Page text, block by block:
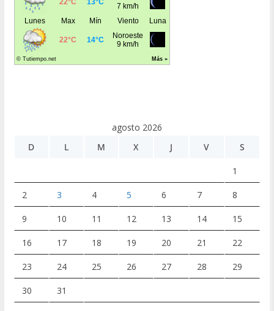
agosto 2026
D
L M X J V S
1
2 3 4 5 6 7 8
9 10 11 12 13 14 15
16 17 18 19 20 21 22
23 24 25 26 27 28 29
30 31